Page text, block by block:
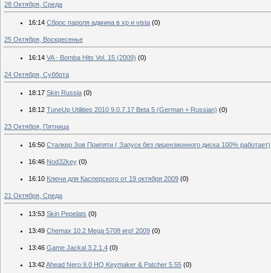
28 Октября, Среда
16:14 Сброс пароля админа в xp и vista (0)
25 Октября, Воскресенье
16:14 VA - Bomba Hits Vol. 15 (2009) (0)
24 Октября, Суббота
18:17 Skin Russia (0)
18:12 TuneUp Utilities 2010 9.0.7.17 Beta 5 (German + Russian) (0)
23 Октября, Пятница
16:50 Сталкер Зов Припяти ( Запуск без лицензионного диска 100% работает)
16:46 Nod32key (0)
16:10 Ключи для Касперского от 19 октября 2009 (0)
21 Октября, Среда
13:53 Skin Pepelats (0)
13:49 Chemax 10.2 Mega 5708 игр! 2009 (0)
13:46 Game Jackal 3.2.1.4 (0)
13:42Ahead Nero 9.0 HQ Keymaker & Patcher 5.55 (0)